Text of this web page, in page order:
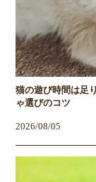
猫の遊び時間は足
ゃ選びのコツ
2026/08/05